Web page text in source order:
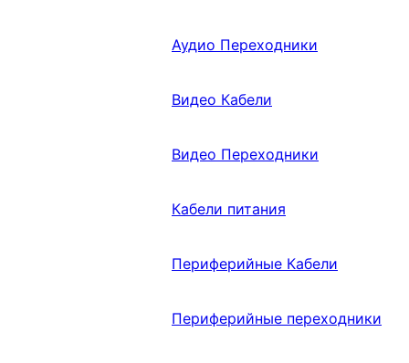
Аудио Переходники
Видео Кабели
Видео Переходники
Кабели питания
Периферийные Кабели
Периферийные переходники